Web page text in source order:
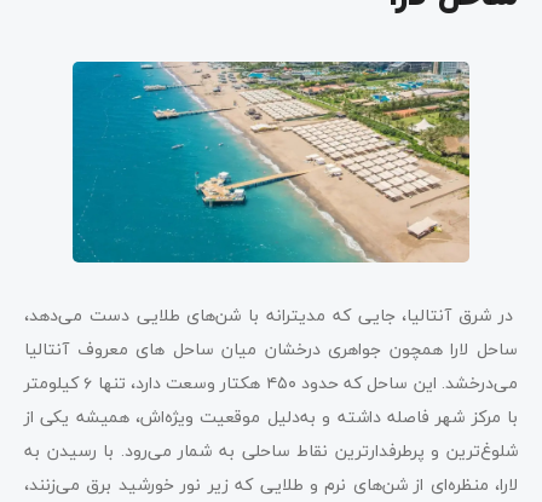
در شرق آنتالیا، جایی که مدیترانه با شن‌های طلایی دست می‌دهد،
ساحل لارا همچون جواهری درخشان میان ساحل‌ های معروف آنتالیا
می‌درخشد. این ساحل که حدود ۴۵۰ هکتار وسعت دارد، تنها ۶ کیلومتر
با مرکز شهر فاصله داشته و به‌دلیل موقعیت ویژه‌اش، همیشه یکی از
شلوغ‌ترین و پرطرفدارترین نقاط ساحلی به شمار می‌رود. با رسیدن به
لارا، منظره‌ای از شن‌های نرم و طلایی که زیر نور خورشید برق می‌زنند،